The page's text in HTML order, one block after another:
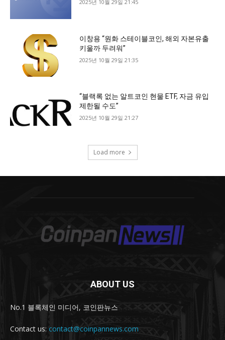
ABOUT US
No.1 블록체인 미디어, 코인판뉴스
Contact us: contact@coinpannews.com